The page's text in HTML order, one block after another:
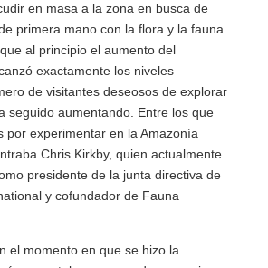
en masa a la zona en busca de
primera mano con la flora y la fauna
al principio el aumento del
exactamente los niveles
de visitantes deseosos de explorar
seguido aumentando. Entre los que
por experimentar en la Amazonía
Chris Kirkby, quien actualmente
presidente de la junta directiva de
y cofundador de Fauna
el momento en que se hizo la